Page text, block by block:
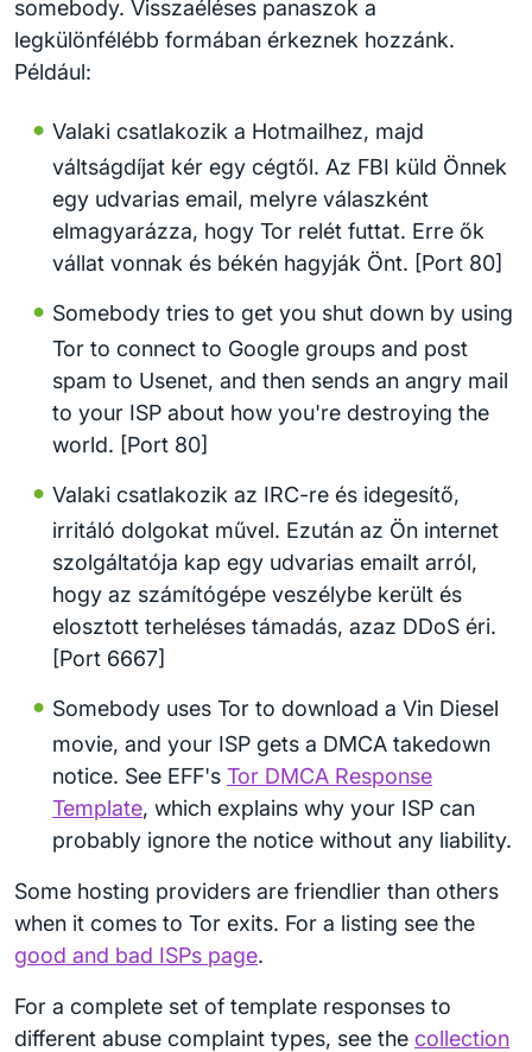
somebody. Visszaéléses panaszok a
legkülönfélébb formában érkeznek hozzánk.
Például:
Valaki csatlakozik a Hotmailhez, majd
váltságdíjat kér egy cégtől. Az FBI küld Önnek
egy udvarias email, melyre válaszként
elmagyarázza, hogy Tor relét futtat. Erre ők
vállat vonnak és békén hagyják Önt. [Port 80]
Somebody tries to get you shut down by using
Tor to connect to Google groups and post
spam to Usenet, and then sends an angry mail
to your ISP about how you're destroying the
world. [Port 80]
Valaki csatlakozik az IRC-re és idegesítő,
irritáló dolgokat művel. Ezután az Ön internet
szolgáltatója kap egy udvarias emailt arról,
hogy az számítógépe veszélybe került és
elosztott terheléses támadás, azaz DDoS éri.
[Port 6667]
Somebody uses Tor to download a Vin Diesel
movie, and your ISP gets a DMCA takedown
notice. See EFF's Tor DMCA Response
Template, which explains why your ISP can
probably ignore the notice without any liability.
Some hosting providers are friendlier than others
when it comes to Tor exits. For a listing see the
good and bad ISPs page.
For a complete set of template responses to
different abuse complaint types, see the collection